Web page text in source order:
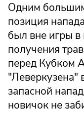
Одним
позиция
был вне игры в
получения
перед Кубком
"Леверкузена"
запасной
новичок не